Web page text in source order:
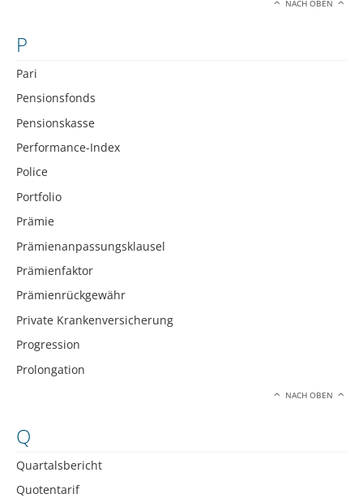
NACH OBEN
P
Pari
Pensionsfonds
Pensionskasse
Performance-Index
Police
Portfolio
Prämie
Prämienanpassungsklausel
Prämienfaktor
Prämienrückgewähr
Private Krankenversicherung
Progression
Prolongation
NACH OBEN
Q
Quartalsbericht
Quotentarif